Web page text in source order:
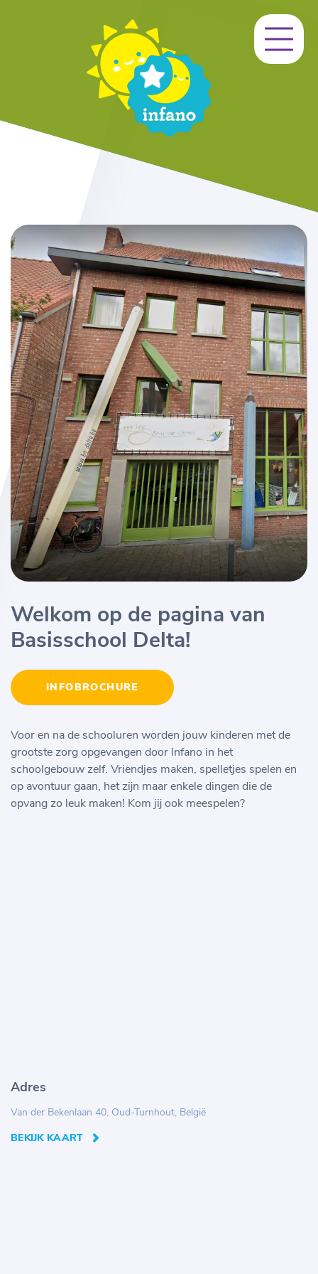
Welkom op de pagina van
Basisschool Delta!
INFOBROCHURE
Voor en na de schooluren worden jouw kinderen met de
grootste zorg opgevangen door Infano in het
schoolgebouw zelf. Vriendjes maken, spelletjes spelen en
op avontuur gaan, het zijn maar enkele dingen die de
opvang zo leuk maken! Kom jij ook meespelen?
Adres
Van der Bekenlaan 40, Oud-Turnhout, België
BEKIJK KAART